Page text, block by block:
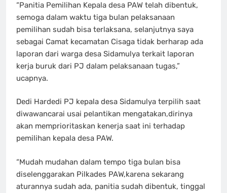
“Panitia Pemilihan Kepala desa PAW telah dibentuk,
semoga dalam waktu tiga bulan pelaksanaan
pemilihan sudah bisa terlaksana, selanjutnya saya
sebagai Camat kecamatan Cisaga tidak berharap ada
laporan dari warga desa Sidamulya terkait laporan
kerja buruk dari PJ dalam pelaksanaan tugas,”
ucapnya.
Dedi Hardedi PJ kepala desa Sidamulya terpilih saat
diwawancarai usai pelantikan mengatakan,dirinya
akan memprioritaskan kenerja saat ini terhadap
pemilihan kepala desa PAW.
“Mudah mudahan dalam tempo tiga bulan bisa
diselenggarakan Pilkades PAW,karena sekarang
aturannya sudah ada, panitia sudah dibentuk, tinggal